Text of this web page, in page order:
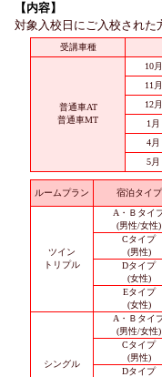
【内容】
対象入校日にご入校された
受講車種
普通車AT
普通車MT
10月
11月
12月
1月
4月
5月
ルームプラン 宿泊タイプ
ツイン
トリプル
A・Ｂタイ
(男性/女性)
Cタイプ
(男性)
Dタイプ
(女性)
Eタイプ
(女性)
シングル
A・Ｂタイ
(男性/女性)
Cタイプ
(男性)
Dタイプ